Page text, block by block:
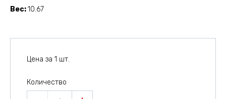
Вес 10.67
Цена за 1 шт.
Количество